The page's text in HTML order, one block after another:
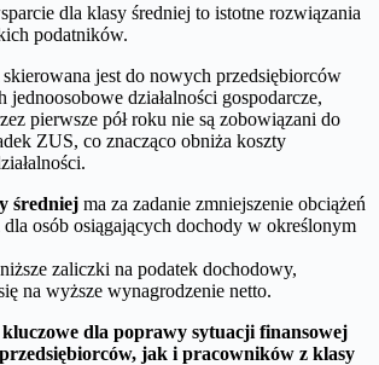
dla klasy średniej to istotne rozwiązania
podatników.
skierowana jest do nowych przedsiębiorców
jednoosobowe działalności gospodarcze,
pierwsze pół roku nie są zobowiązani do
ZUS, co znacząco obniża koszty
średniej ma za zadanie zmniejszenie obciążeń
osób osiągających dochody w określonym
zaliczki na podatek dochodowy,
na wyższe wynagrodzenie netto.
kluczowe dla poprawy sytuacji finansowej
jak i pracowników z klasy